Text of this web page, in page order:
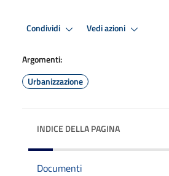
Condividi Vedi azioni
Argomenti:
Urbanizzazione
INDICE DELLA PAGINA
Documenti